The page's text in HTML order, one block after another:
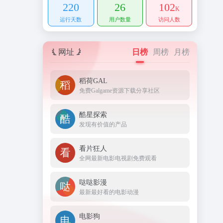
220
运行天数
26
用户数量
102K
访问人数
网址 日榜 周榜 月榜
稻荷GAL
免费Galgame资源下载分享社区
酷星探索
发现有价值的产品
看片狂人
全网最新电影电视剧免费观看
哒哒影漫
最新最好看的电影动漫
电影狗